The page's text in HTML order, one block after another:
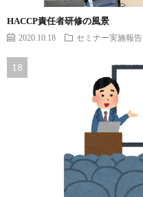
HACCP責任者研修の風景
2020.10.18 セミナー実施報告